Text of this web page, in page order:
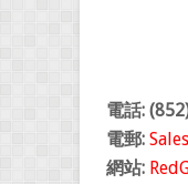
電話:
電郵:
網站: